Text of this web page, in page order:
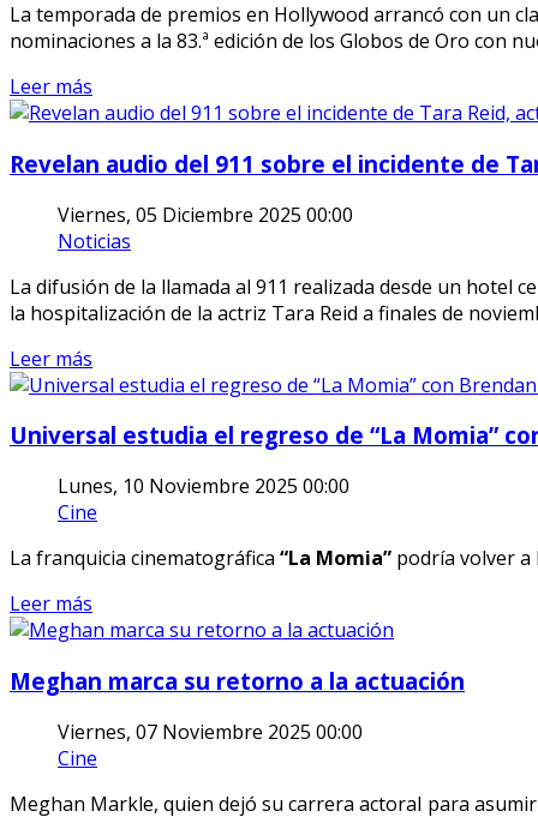
La temporada de premios en Hollywood arrancó con un
nominaciones a la 83.ª edición de los Globos de Oro con
Leer más
Revelan audio del 911 sobre el incidente de
Viernes, 05 Diciembre 2025 00:00
Noticias
La difusión de la llamada al 911 realizada desde un hotel
la hospitalización de la actriz Tara Reid a finales de
Leer más
Universal estudia el regreso de “La Momia”
Lunes, 10 Noviembre 2025 00:00
Cine
La franquicia cinematográfica “La Momia” podría volver
Leer más
Meghan marca su retorno a la actuación
Viernes, 07 Noviembre 2025 00:00
Cine
Meghan Markle, quien dejó su carrera actoral para